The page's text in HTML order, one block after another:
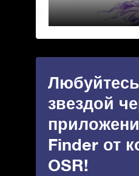
звездой
Finder от
OSR!